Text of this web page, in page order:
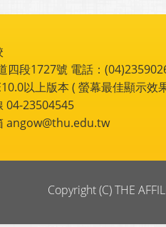
四段1727號 電話：
以上版本 ( 螢幕最佳顯示效
04-23504545
angow@thu.edu.tw
Copyright (C) THE